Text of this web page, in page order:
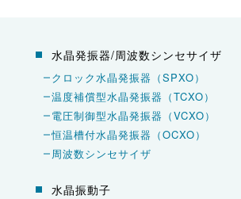
水晶発振器/周波数シンセサイザ
クロック水晶発振器（SPXO）
温度補償型水晶発振器（TCXO）
電圧制御型水晶発振器（VCXO）
恒温槽付水晶発振器（OCXO）
周波数シンセサイザ
水晶振動子